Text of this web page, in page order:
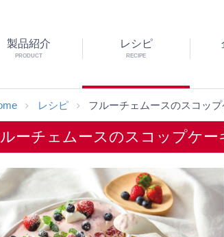
製品紹介
PRODUCT
レシピ
RECIPE
レシピ フルーチェムースのスコップ
ーチェムースのスコップケー